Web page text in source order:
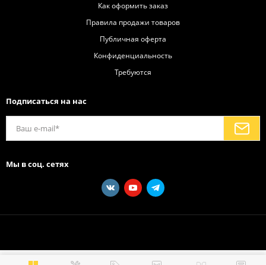
Как оформить заказ
Правила продажи товаров
Публичная оферта
Конфиденциальность
Требуются
Подписаться на нас
Мы в соц. сетях